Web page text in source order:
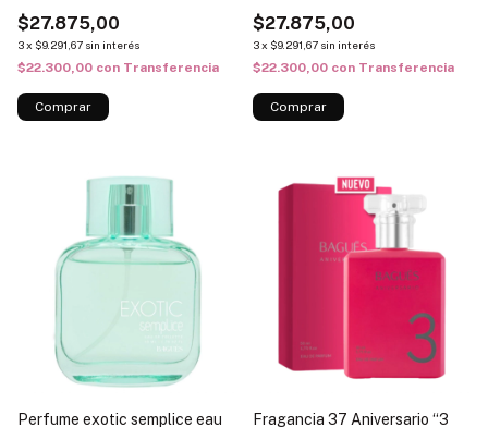
$27.875,00
3x $9.291,67 sin interés
$22.300,00 con Transferencia
$27.875,00
3x $9.291,67 sin interés
$22.300,00 con Transferencia
Perfume exotic semplice eau
Fragancia 37 Aniversario “3